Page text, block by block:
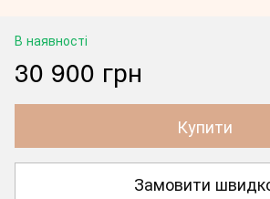
В наявності
30 900 грн
Купити
Замовити